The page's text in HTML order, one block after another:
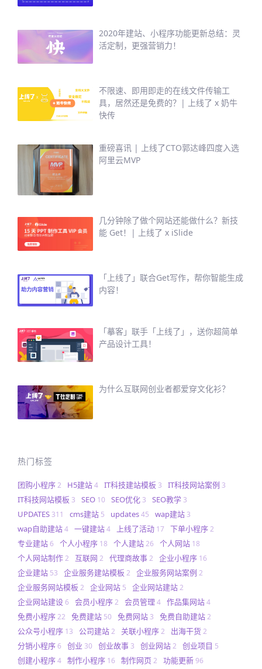
2020年建站、小程序功能更新总结：灵
活定制，更强营销力！
不限速、即用即走的在线文件传输工
具，居然还是免费的？| 上线了 x 奶牛
快传
重磅喜讯 | 上线了CTO郭达峰四度入选
阿里云MVP
几分钟除了做个网站还能做什么？新技
能 Get！| 上线了 x iSlide
「上线了」联合Get写作，帮你智能生成
内容！
「摹客」联手「上线了」，送你超简单
产品设计工具！
为什么互联网创业者都爱穿文化衫？
热门标签
团购小程序2 H5建站4 IT科技建站模板 3 IT科技网站案例 3
IT科技网站模板 3 SEO 10 SEO优化 3 SEO教学 3
UPDATES 311 cms建站 5 updates45 wap建站 3
wap自助建站4 一键建站4 上线了活动 17 下单小程序2
专业建站6 个人小程序 18 个人建站26 个人网站 18
个人网站制作2 互联网 2 代理商故事2 企业小程序 16
企业建站 53 企业服务建站模板 2 企业服务网站案例 2
企业服务网站模板 2 企业网站 5 企业网站建站2
企业网站建设6 会员小程序2 会员管理 4 作品集网站4
免费小程序22 免费建站 50 免费网站 3 免费自助建站2
公众号小程序 13 公司建站2 关联小程序2 出海干货2
分销小程序6 创业 30 创业故事 3 创业网站2 创业项目 5
创建小程序4 制作小程序 16 制作网页 2 功能更新96